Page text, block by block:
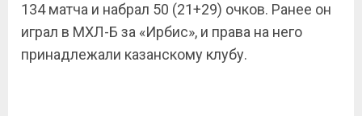
134 матча и набрал 50 (21+29) очков. Ранее он
играл в МХЛ-Б за «Ирбис», и права на него
принадлежали казанскому клубу.